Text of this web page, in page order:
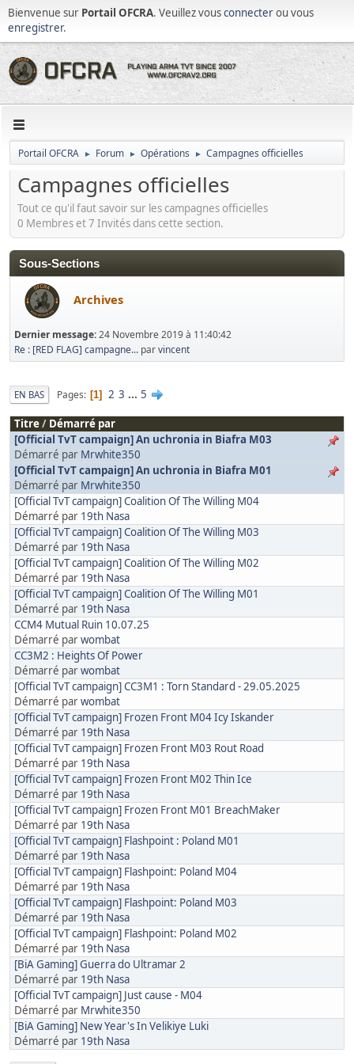
Bienvenue sur Portail OFCRA. Veuillez vousconnecterou vous
enregistrer.
Portail OFCRA ► Forum ► Opérations ► Campagnes officielles
Campagnes officielles
Tout ce qu'il faut savoir sur les campagnes officielles
0 Membres et 7 Invités dans cette section.
Sous-Sections
Archives
Dernier message:24 Novembre 2019 à 11:40:42
Re : [RED FLAG] campagne... parvincent
EN BAS Pages 1 2 3 ... 5
Titre/ Démarré par
[Official TvT campaign] An uchronia in Biafra M03
Démarré par Mrwhite350
[Official TvT campaign] An uchronia in Biafra M01
Démarré par Mrwhite350
[Official TvT campaign] Coalition Of The Willing M04
Démarré par 19th Nasa
[Official TvT campaign] Coalition Of The Willing M03
Démarré par 19th Nasa
[Official TvT campaign] Coalition Of The Willing M02
Démarré par 19th Nasa
[Official TvT campaign] Coalition Of The Willing M01
Démarré par 19th Nasa
CCM4 Mutual Ruin 10.07.25
Démarré parwombat
CC3M2 : Heights Of Power
Démarré parwombat
[Official TvT campaign] CC3M1 : Torn Standard - 29.05.2025
Démarré parwombat
[Official TvT campaign] Frozen Front M04 Icy Iskander
Démarré par 19th Nasa
[Official TvT campaign] Frozen Front M03 Rout Road
Démarré par 19th Nasa
[Official TvT campaign] Frozen Front M02 Thin Ice
Démarré par 19th Nasa
[Official TvT campaign] Frozen Front M01 BreachMaker
Démarré par 19th Nasa
[Official TvT campaign] Flashpoint : Poland M01
Démarré par 19th Nasa
[Official TvT campaign] Flashpoint: Poland M04
Démarré par 19th Nasa
[Official TvT campaign] Flashpoint: Poland M03
Démarré par 19th Nasa
[Official TvT campaign] Flashpoint: Poland M02
Démarré par 19th Nasa
[BiA Gaming] Guerra do Ultramar 2
Démarré par 19th Nasa
[Official TvT campaign] Just cause - M04
Démarré par Mrwhite350
[BiA Gaming] New Year's In Velikiye Luki
Démarré par 19th Nasa